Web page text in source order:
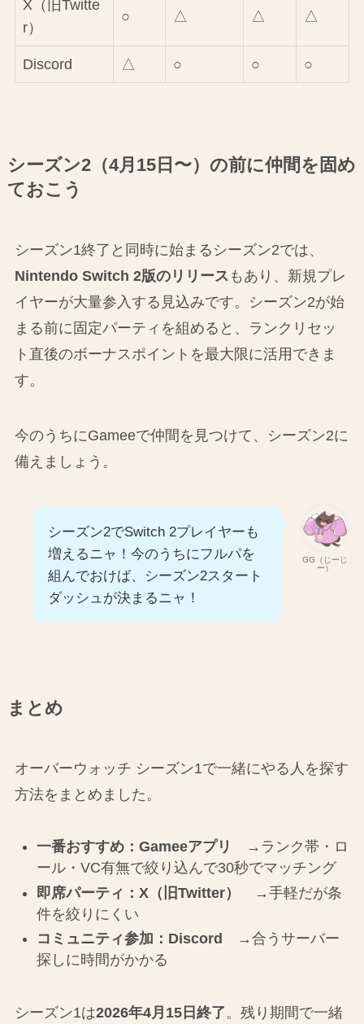
X（旧Twitte
r）
○ △ △ △
Discord △ ○ ○ ○
シーズン2（4月15日〜）の前に仲間を固め
ておこう
シーズン1終了と同時に始まるシーズン2では、
Nintendo Switch 2版のリリース もあり、新規プレ
イヤーが大量参入する見込みです。シーズン2が始
まる前に固定パーティを組めると、ランクリセッ
ト直後のボーナスポイントを最大限に活用できま
す。
今のうちにGameeで仲間を見つけて、シーズン2に
備えましょう。
GG（じーじ
ー）
シーズン2でSwitch 2プレイヤーも
増えるニャ！今のうちにフルパを
組んでおけば、シーズン2スタート
ダッシュが決まるニャ！
まとめ
オーバーウォッチ シーズン1で一緒にやる人を探す
方法をまとめました。
一番おすすめ：Gameeアプリ
→ランク帯・ロ
ール・VC有無で絞り込んで30秒でマッチング
即席パーティ：X（旧Twitter）
→手軽だが条
件を絞りにくい
コミュニティ参加：Discord
→合うサーバー
探しに時間がかかる
シーズン1は2026年4月15日終了。残り期間で一緒